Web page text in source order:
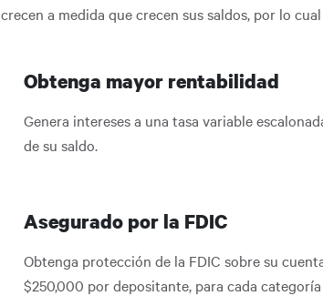
crecen a medida que crecen sus saldos, por lo
Obtenga mayor rentabilidad
Genera intereses a una tasa variable
de su saldo.
Asegurado por la FDIC
Obtenga protección de la FDIC sobre su
$250,000 por depositante, para cada